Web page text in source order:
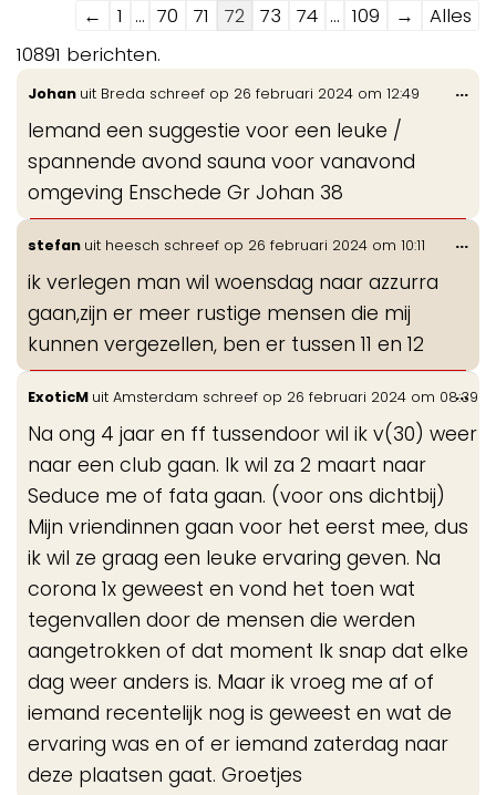
Navigatie
door
de
gastenboek-
lijst
← 1 ... 70 71 72 73 74 ... 109 →
Alles
10891 berichten.
Johan uit Breda schreef op 26 februari 2024 om 12:49
Iemand een suggestie voor een leuke /
spannende avond sauna voor vanavond
omgeving Enschede Gr Johan 38
...
stefan uit heesch schreef op 26 februari 2024 om 10:11
ik verlegen man wil woensdag naar azzurra
gaan,zijn er meer rustige mensen die mij
kunnen vergezellen, ben er tussen 11 en 12
...
ExoticM uit Amsterdam schreef op 26 februari 2024 om 08:39
Na ong 4 jaar en ff tussendoor wil ik v(30) weer
naar een club gaan. Ik wil za 2 maart naar
Seduce me of fata gaan. (voor ons dichtbij)
Mijn vriendinnen gaan voor het eerst mee, dus
ik wil ze graag een leuke ervaring geven. Na
corona 1x geweest en vond het toen wat
tegenvallen door de mensen die werden
aangetrokken of dat moment Ik snap dat elke
dag weer anders is. Maar ik vroeg me af of
iemand recentelijk nog is geweest en wat de
ervaring was en of er iemand zaterdag naar
deze plaatsen gaat. Groetjes
...